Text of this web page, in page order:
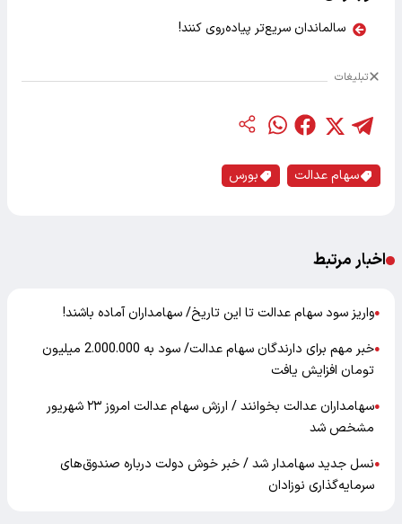
سالماندان سریع‌تر پیاده‌روی کنند!
تبلیغات
سهام عدالت بورس
اخبار مرتبط
●واریز سود سهام عدالت تا این تاریخ/ سهامداران آماده باشند!
●
خبر مهم برای دارندگان سهام عدالت/ سود به 2.000.000 میلیون
تومان افزایش یافت
●
سهامداران عدالت بخوانند / ارزش سهام عدالت امروز ۲۳ شهریور
مشخص شد
●نسل جدید سهامدار شد / خبر خوش دولت درباره صندوق‌های
سرمایه‌گذاری نوزادان